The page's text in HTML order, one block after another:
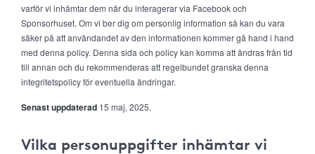
varför vi inhämtar dem när du interagerar via Facebook och
Sponsorhuset. Om vi ber dig om personlig information så kan du vara
säker på att användandet av den informationen kommer gå hand i hand
med denna policy. Denna sida och policy kan komma att ändras från tid
till annan och du rekommenderas att regelbundet granska denna
integritetspolicy för eventuella ändringar.
Senast uppdaterad 15 maj, 2025.
Vilka personuppgifter inhämtar vi